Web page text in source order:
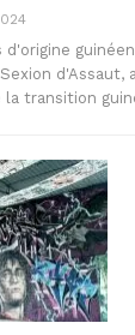
d'origine
d'Assaut,
la transition